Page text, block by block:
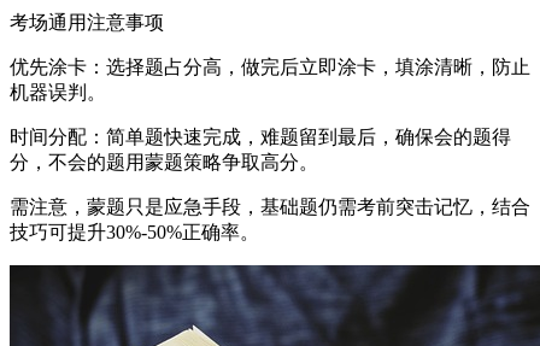
考场通用注意事项
优先涂卡：选择题占分高，做完后立即涂卡，填涂清晰，防止
机器误判。
时间分配：简单题快速完成，难题留到最后，确保会的题得
分，不会的题用蒙题策略争取高分。
需注意，蒙题只是应急手段，基础题仍需考前突击记忆，结合
技巧可提升30%-50%正确率。